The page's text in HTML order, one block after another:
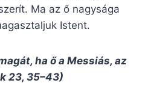
Ma az ő nagysága
Istent.
ha ő a Messiás, az
23, 35–43)